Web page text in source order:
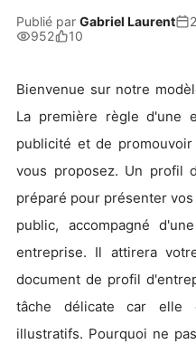
Publié par Gabriel Laurent
952
10
Bienvenue sur notre
La première règle d'une
publicité et de
vous proposez. Un profil
préparé pour présenter
public, accompagné
entreprise. Il attirera
document de profil
tâche délicate car elle
illustratifs. Pourquoi ne